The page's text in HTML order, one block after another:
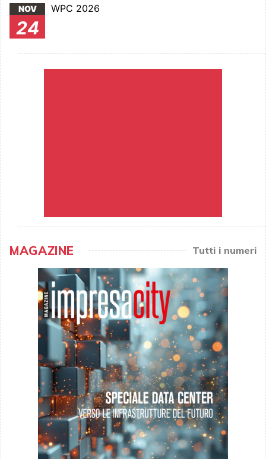
NOV
24
WPC 2026
MAGAZINE Tutti i numeri